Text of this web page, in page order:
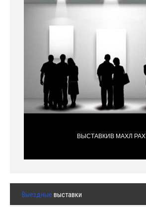
ВЫСТАВКИВ МАХЛ РАХ
Выездные выставки